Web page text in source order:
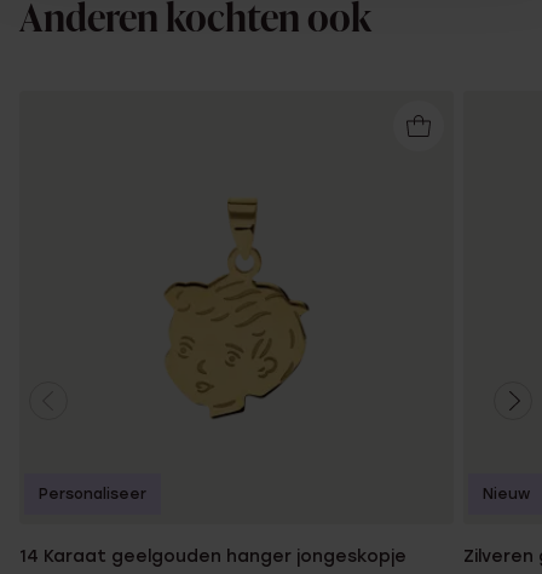
Anderen kochten ook
14 Karaat geelgouden hanger jongeskopje
Personaliseer Nieuw